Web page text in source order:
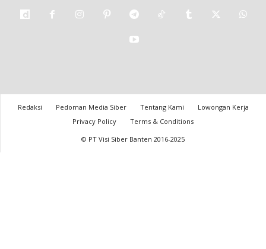
Redaksi Pedoman Media Siber Tentang Kami
Lowongan Kerja
Privacy Policy
Terms & Conditions
© PT Visi Siber Banten 2016-2025